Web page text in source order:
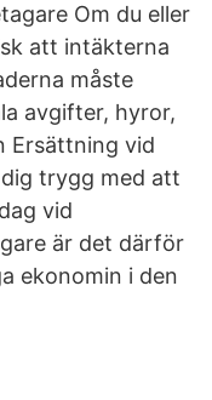
Om du eller
att intäkterna
måste
avgifter, hyror,
Ersättning vid
trygg med att
vid
är det därför
ekonomin i den